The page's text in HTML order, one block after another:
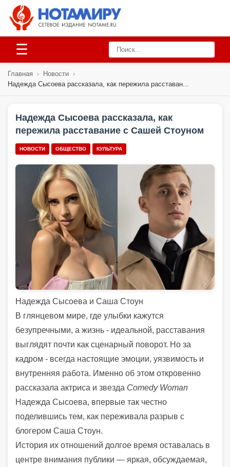
☰
Главная › Новости ›
Надежда Сысоева рассказала, как пережила расставан...
Надежда Сысоева рассказала, как
пережила расставание с Сашей Стоуном
НОВОСТИ ОБЩЕСТВО КУЛЬТУРА
Надежда Сысоева и Саша Стоун
В глянцевом мире, где улыбки кажутся
безупречными, а жизнь - идеальной, расставания
выглядят почти как сценарный поворот. Но за
кадром - всегда настоящие эмоции, уязвимость и
внутренняя работа. Именно об этом откровенно
рассказала актриса и звезда Comedy Woman
Надежда Сысоева, впервые так честно
поделившись тем, как переживала разрыв с
блогером Саша Стоун.
История их отношений долгое время оставалась в
центре внимания публики — яркая, обсуждаемая,